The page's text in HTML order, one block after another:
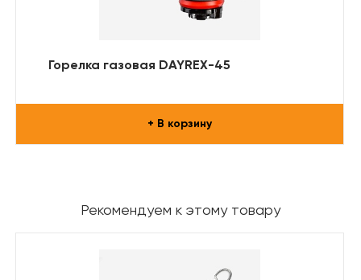
Горелка газовая DAYREX-45
+ В корзину
Рекомендуем к этому товару